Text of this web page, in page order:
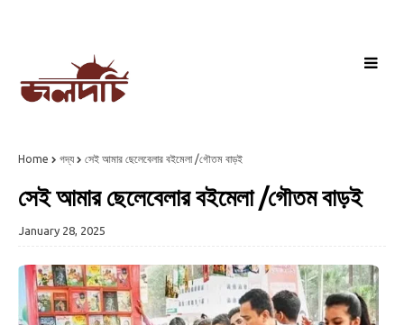
Home গদ্য সেই আমার ছেলেবেলার বইমেলা /গৌতম বাড়ই
সেই আমার ছেলেবেলার বইমেলা /গৌতম বাড়ই
January 28, 2025